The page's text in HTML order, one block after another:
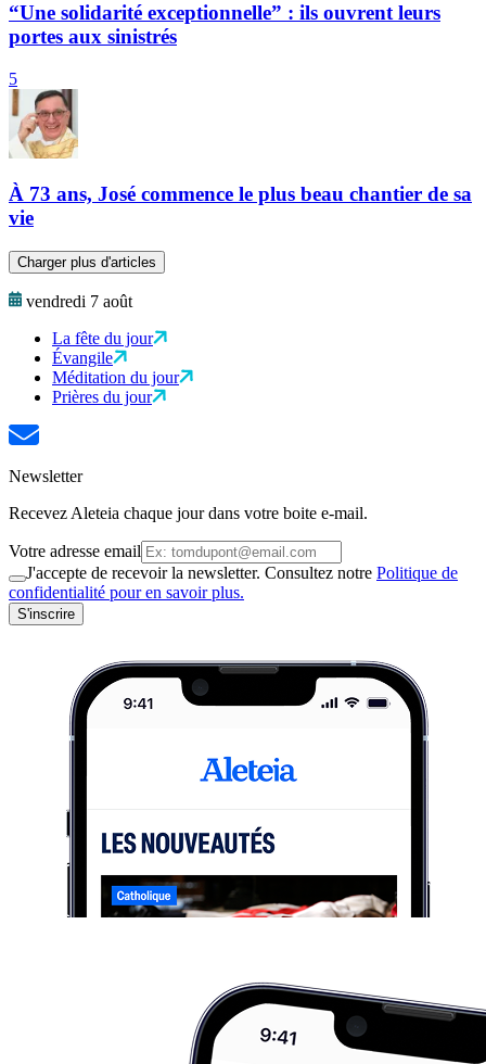
“Une solidarité exceptionnelle” : ils ouvrent leurs
portes aux sinistrés
5
À 73 ans, José commence le plus beau chantier de sa
vie
Charger plus d'articles
vendredi 7 août
La fête du jour
Évangile
Méditation du jour
Prières du jour
Newsletter
Recevez Aleteia chaque jour dans votre boite e-mail.
Votre adresse email
J'accepte de recevoir la newsletter. Consultez notre Politique de
confidentialité pour en savoir plus.
S'inscrire